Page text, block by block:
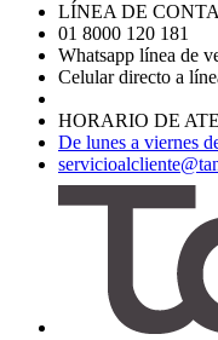
LÍNEA DE
01 8000 120 181
Whatsapp línea de
Celular directo a
HORARIO DE
De lunes a viernes